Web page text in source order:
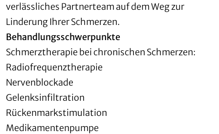
verlässliches Partnerteam auf dem Weg zur
Linderung Ihrer Schmerzen.
Behandlungsschwerpunkte
Schmerztherapie bei chronischen Schmerzen:
Radiofrequenztherapie
Nervenblockade
Gelenksinfiltration
Rückenmarkstimulation
Medikamentenpumpe